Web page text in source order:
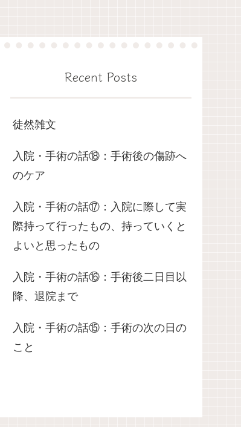
Recent Posts
徒然雑文
入院・手術の話⑱：手術後の傷跡へ
のケア
入院・手術の話⑰：入院に際して実
際持って行ったもの、持っていくと
よいと思ったもの
入院・手術の話⑯：手術後二日目以
降、退院まで
入院・手術の話⑮：手術の次の日の
こと